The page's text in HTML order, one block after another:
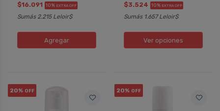
$16.091 10% EXTRA OFF
Sumás 2.215 Leloir$
Agregar
$3.524 10% EXTRA OFF
Sumás 1.657 Leloir$
Ver opciones
20% OFF 20% OFF